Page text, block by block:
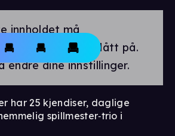
innholdet må
cookies være slått på.
endre dine innstillinger.
har 25 kjendiser, daglige
spillmester‑trio i